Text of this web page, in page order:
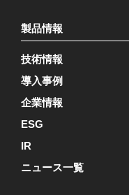
製品情報
技術情報
導入事例
企業情報
ESG
IR
ニュース一覧